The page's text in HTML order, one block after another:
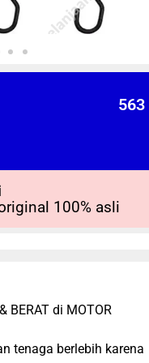
563
100% asli
BERAT di MOTOR
tenaga berlebih karena